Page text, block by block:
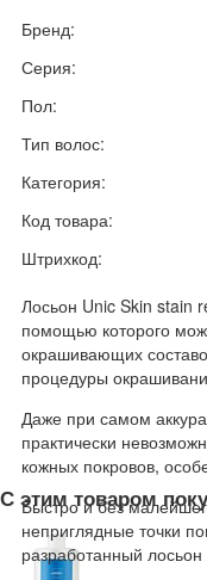
Бренд:
Серия:
Пол:
Тип волос:
Категория:
Код товара:
Штрихкод:
Лосьон Unic Skin stain
помощью которого
окрашивающих
процедуры
Даже при самом
практически
кожных покровов,
Быстро и без
неприглядные точки
разработанный
С этим товаром